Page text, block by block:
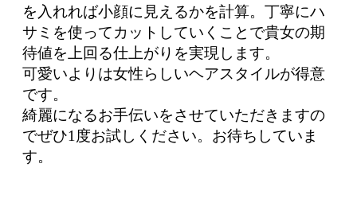
を入れれば小顔に見えるかを計算。丁寧にハ
サミを使ってカットしていくことで貴女の期
待値を上回る仕上がりを実現します。
可愛いよりは女性らしいヘアスタイルが得意
です。
綺麗になるお手伝いをさせていただきますの
でぜひ1度お試しください。お待ちしていま
す。